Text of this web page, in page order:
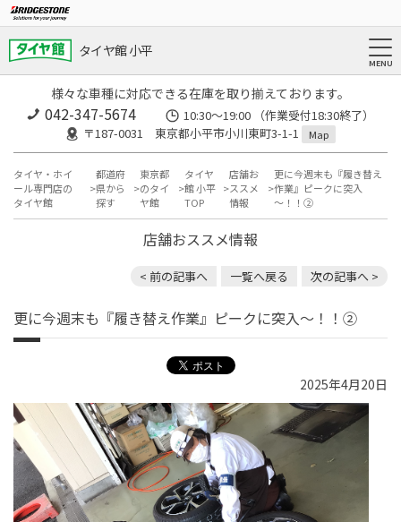
タイヤ館 小平
様々な車種に対応できる在庫を取り揃えております。
042-347-5674
10:30～19:00 （作業受付18:30終了）
〒187-0031 東京都小平市小川東町3-1-1
Map
タイヤ・ホイ
ール専門店の
タイヤ館
都道府
県から
探す
東京都
のタイ
ヤ館
タイヤ
館 小平
TOP
店舗お
ススメ
情報
更に今週末も『履き替え
作業』ピークに突入
～！！②
店舗おススメ情報
< 前の記事へ 一覧へ戻る 次の記事へ >
更に今週末も『履き替え作業』ピークに突入～！！②
2025年4月20日